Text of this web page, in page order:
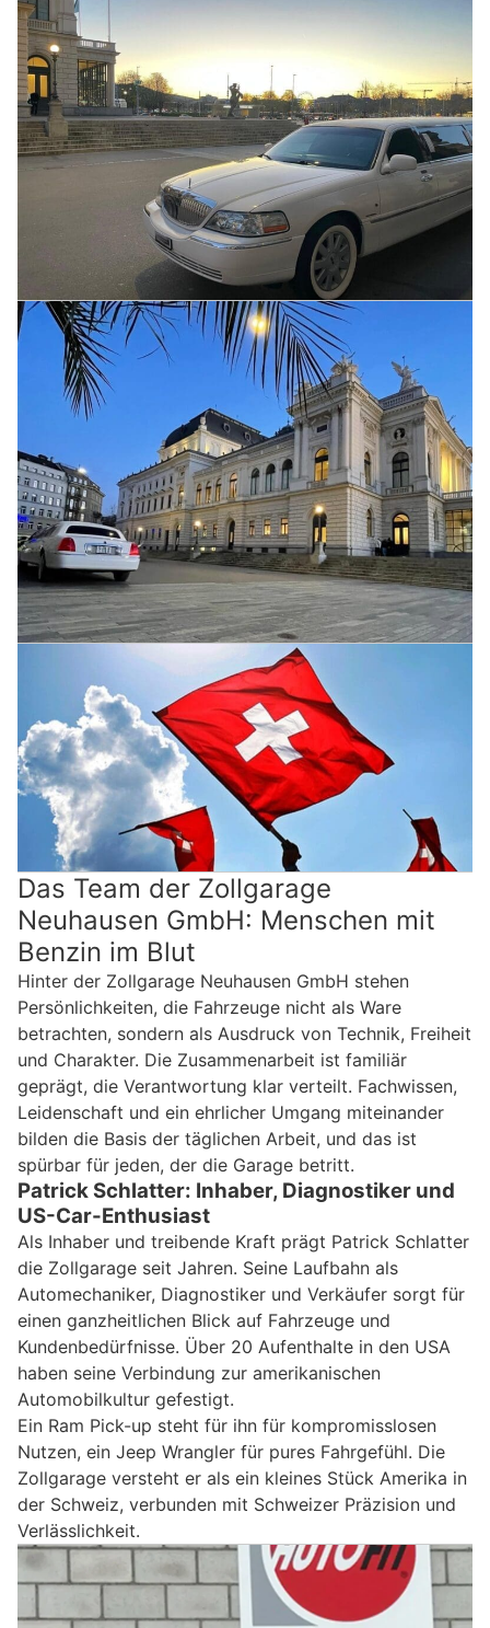
Das Team der Zollgarage
Neuhausen GmbH: Menschen mit
Benzin im Blut
Hinter der Zollgarage Neuhausen GmbH stehen
Persönlichkeiten, die Fahrzeuge nicht als Ware
betrachten, sondern als Ausdruck von Technik, Freiheit
und Charakter. Die Zusammenarbeit ist familiär
geprägt, die Verantwortung klar verteilt. Fachwissen,
Leidenschaft und ein ehrlicher Umgang miteinander
bilden die Basis der täglichen Arbeit, und das ist
spürbar für jeden, der die Garage betritt.
Patrick Schlatter: Inhaber, Diagnostiker und
US-Car-Enthusiast
Als Inhaber und treibende Kraft prägt Patrick Schlatter
die Zollgarage seit Jahren. Seine Laufbahn als
Automechaniker, Diagnostiker und Verkäufer sorgt für
einen ganzheitlichen Blick auf Fahrzeuge und
Kundenbedürfnisse. Über 20 Aufenthalte in den USA
haben seine Verbindung zur amerikanischen
Automobilkultur gefestigt.
Ein Ram Pick-up steht für ihn für kompromisslosen
Nutzen, ein Jeep Wrangler für pures Fahrgefühl. Die
Zollgarage versteht er als ein kleines Stück Amerika in
der Schweiz, verbunden mit Schweizer Präzision und
Verlässlichkeit.